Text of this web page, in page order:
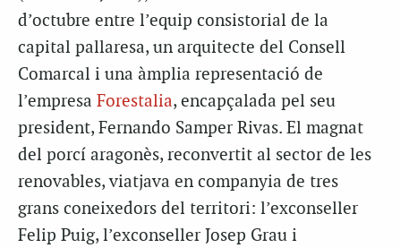
d’octubre entre l’equip consistorial de la
capital pallaresa, un arquitecte del Consell
Comarcal i una àmplia representació de
l’empresa Forestalia, encapçalada pel seu
president, Fernando Samper Rivas. El magnat
del porcí aragonès, reconvertit al sector de les
renovables, viatjava en companyia de tres
grans coneixedors del territori: l’exconseller
Felip Puig, l’exconseller Josep Grau i